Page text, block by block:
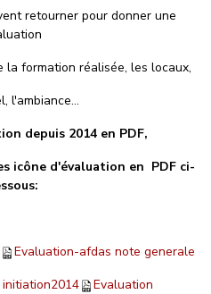
retourner pour donner une
la formation réalisée, les locaux,
l'ambiance...
depuis 2014 en PDF,
icône d'évaluation en PDF ci-
Evaluation-afdas note generale
Evaluation